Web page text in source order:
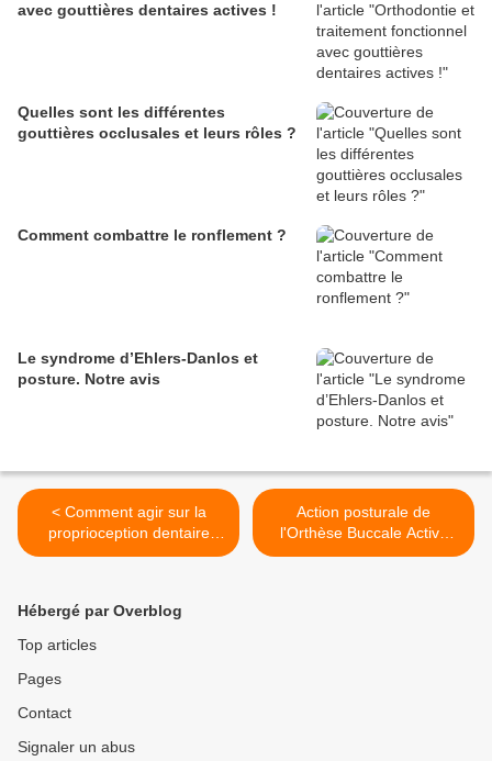
avec gouttières dentaires actives !
Quelles sont les différentes
gouttières occlusales et leurs rôles ?
Comment combattre le ronflement ?
Le syndrome d’Ehlers-Danlos et
posture. Notre avis
< Comment agir sur la
proprioception dentaire
avec la tétine buccale active
Action posturale de
l'Orthèse Buccale Active
Kinépod (gouttière dentaire
Hébergé par Overblog
Top articles
Pages
Contact
Signaler un abus